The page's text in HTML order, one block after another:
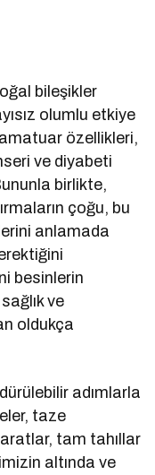
bileşikler
olumlu etkiye
özellikleri,
ve diyabeti
birlikte,
çoğu, bu
anlamada
besinlerin
ve
oldukça
adımlarla
taze
tam tahıllar
altında ve